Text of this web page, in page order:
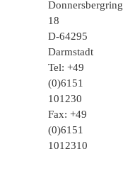
Donnersbergring
18
D-64295
Darmstadt
Tel: +49
(0)6151
101230
Fax: +49
(0)6151
1012310